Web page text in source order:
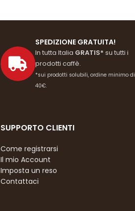
SPEDIZIONE GRATUITA!
In tutta Italia GRATIS* su tutti i
prodotti caffè.
*sui prodotti solubili, ordine minimo di
40€.
SUPPORTO CLIENTI
Come registrarsi
Il mio Account
Imposta un reso
Contattaci